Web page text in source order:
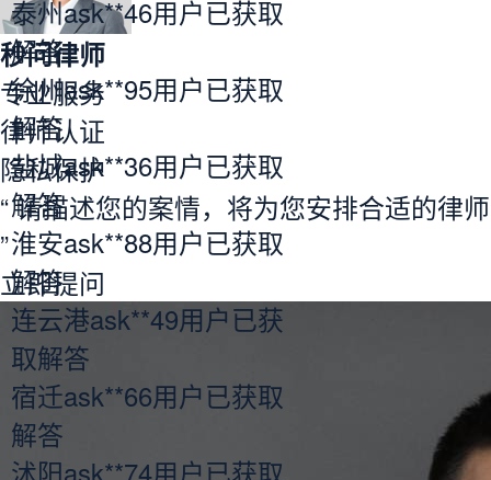
泰州ask**46用户已获取
解答
徐州ask**95用户已获取
解答
盐城ask**36用户已获取
解答
淮安ask**88用户已获取
解答
连云港ask**49用户已获
取解答
宿迁ask**66用户已获取
解答
沭阳ask**74用户已获取
秒问律师
专业服务
律师认证
隐私保护
“ 请描述您的案情，将为您安排合适的律师
”
立即提问